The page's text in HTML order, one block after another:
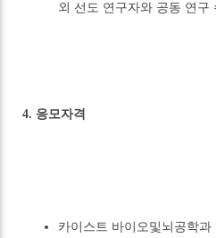
외 선도 연구자와 공동 연구
4. 응모자격
카이스트 바이오및뇌공학